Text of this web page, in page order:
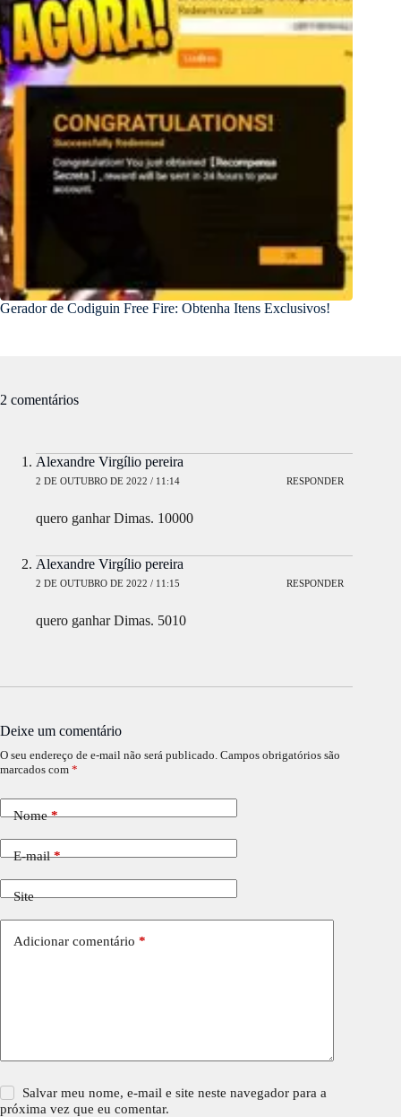
Gerador de Codiguin Free Fire: Obtenha Itens Exclusivos!
2 comentários
Alexandre Virgílio pereira
2 DE OUTUBRO DE 2022 / 11:14 RESPONDER
quero ganhar Dimas. 10000
Alexandre Virgílio pereira
2 DE OUTUBRO DE 2022 / 11:15 RESPONDER
quero ganhar Dimas. 5010
Deixe um comentário
O seu endereço de e-mail não será publicado. Campos obrigatórios são
marcados com *
Nome*
E-mail*
Site
Adicionar comentário *
Salvar meu nome, e-mail e site neste navegador para a
próxima vez que eu comentar.